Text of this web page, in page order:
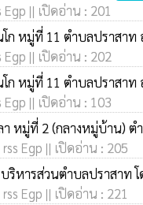
|| เปิดอ่าน : 201
หมู่ที่ 11 ตำบลปราสาท
|| เปิดอ่าน : 202
หมู่ที่ 11 ตำบลปราสาท
|| เปิดอ่าน : 103
หมู่ที่ 2 (กลางหมู่บ้าน)
Egp || เปิดอ่าน : 205
หารส่วนตำบลปราสาท โ
Egp || เปิดอ่าน : 221